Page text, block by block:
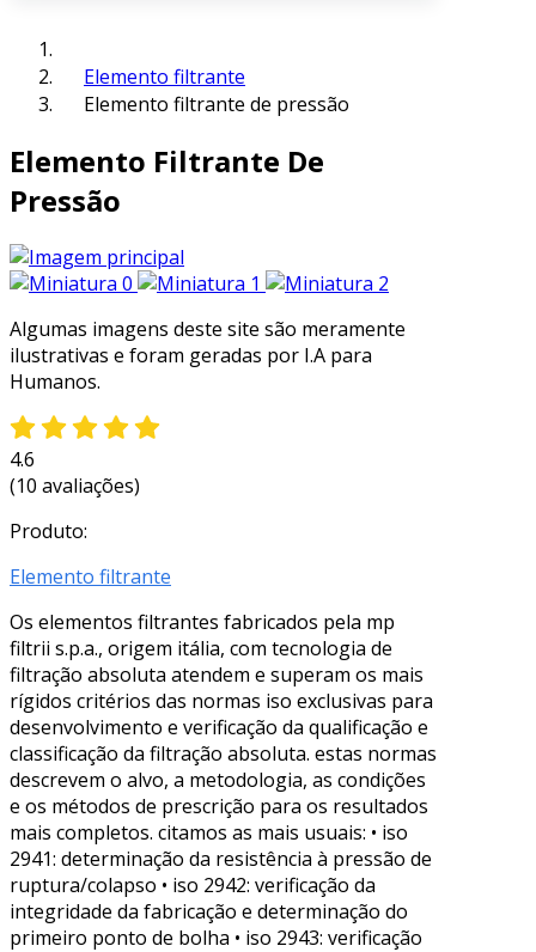
Elemento filtrante
Elemento filtrante de pressão
Elemento Filtrante De
Pressão
Algumas imagens deste site são meramente
ilustrativas e foram geradas por I.A para
Humanos.
4.6
(10 avaliações)
Produto:
Elemento filtrante
Os elementos filtrantes fabricados pela mp
filtrii s.p.a., origem itália, com tecnologia de
filtração absoluta atendem e superam os mais
rígidos critérios das normas iso exclusivas para
desenvolvimento e verificação da qualificação e
classificação da filtração absoluta. estas normas
descrevem o alvo, a metodologia, as condições
e os métodos de prescrição para os resultados
mais completos. citamos as mais usuais: • iso
2941: determinação da resistência à pressão de
ruptura/colapso • iso 2942: verificação da
integridade da fabricação e determinação do
primeiro ponto de bolha • iso 2943: verificação